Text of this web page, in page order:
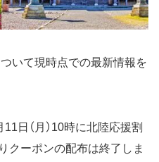
いて現時点での最新情報を
日（月）10時に北陸応援割
クーポンの配布は終了しま